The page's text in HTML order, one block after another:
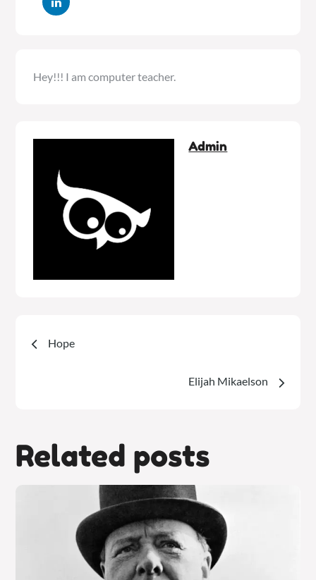
Hey!!! I am computer teacher.
Admin
Navegación
Hope
Elijah Mikaelson
Related posts